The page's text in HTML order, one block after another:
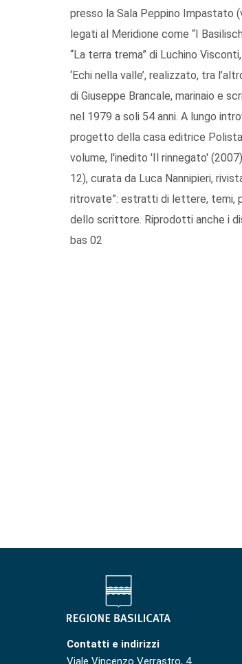
presso la Sala Peppino Impastato
legati al Meridione come “I
“La terra trema” di Luchino
‘Echi nella valle’, realizzato, tra
di Giuseppe Brancale, marinaio e
nel 1979 a soli 54 anni. A lungo
progetto della casa editrice
volume, l'inedito 'Il rinnegato'
12), curata da Luca Nannipieri,
ritrovate”: estratti di lettere, temi,
dello scrittore. Riprodotti anche i
bas 02
Contatti e indirizzi
Viale Vincenzo Verrastro, 4